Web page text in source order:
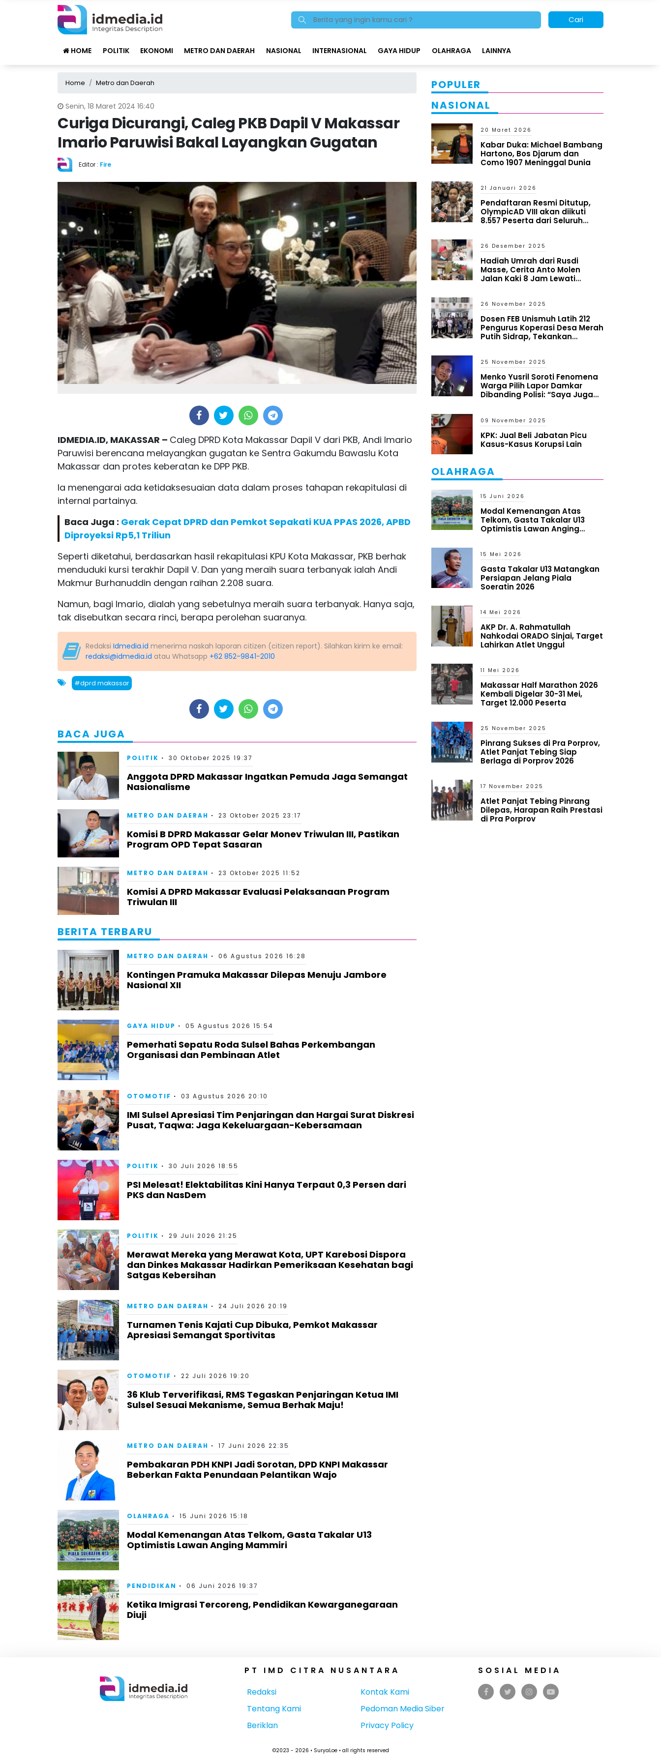
Cari
HOME POLITIK EKONOMI METRO DAN DAERAH NASIONAL INTERNASIONAL GAYA HIDUP OLAHRAGA LAINNYA
Home Metro dan Daerah
Senin, 18 Maret 2024 16:40
Curiga Dicurangi, Caleg PKB Dapil V Makassar
Imario Paruwisi Bakal Layangkan Gugatan
Editor : Fire
IDMEDIA.ID, MAKASSAR – Caleg DPRD Kota Makassar Dapil V dari PKB, Andi Imario
Paruwisi berencana melayangkan gugatan ke Sentra Gakumdu Bawaslu Kota
Makassar dan protes keberatan ke DPP PKB.
Ia menengarai ada ketidaksesuaian data dalam proses tahapan rekapitulasi di
internal partainya.
Baca Juga : Gerak Cepat DPRD dan Pemkot Sepakati KUA PPAS 2026, APBD
Diproyeksi Rp5,1 Triliun
Seperti diketahui, berdasarkan hasil rekapitulasi KPU Kota Makassar, PKB berhak
menduduki kursi terakhir Dapil V. Dan yang meraih suara terbanyak ialah Andi
Makmur Burhanuddin dengan raihan 2.208 suara.
Namun, bagi Imario, dialah yang sebetulnya meraih suara terbanyak. Hanya saja,
tak disebutkan secara rinci, berapa perolehan suaranya.
Redaksi Idmedia.id menerima naskah laporan citizen (citizen report). Silahkan kirim ke email:
redaksi@idmedia.id atau Whatsapp +62 852-9841-2010
#dprd makassar
BACA JUGA
POLITIK 30 Oktober 2025 19:37
Anggota DPRD Makassar Ingatkan Pemuda Jaga Semangat
Nasionalisme
METRO DAN DAERAH 23 Oktober 2025 23:17
Komisi B DPRD Makassar Gelar Monev Triwulan III, Pastikan
Program OPD Tepat Sasaran
METRO DAN DAERAH 23 Oktober 2025 11:52
Komisi A DPRD Makassar Evaluasi Pelaksanaan Program
Triwulan III
BERITA TERBARU
METRO DAN DAERAH 06 Agustus 2026 16:28
Kontingen Pramuka Makassar Dilepas Menuju Jambore
Nasional XII
GAYA HIDUP 05 Agustus 2026 15:54
Pemerhati Sepatu Roda Sulsel Bahas Perkembangan
Organisasi dan Pembinaan Atlet
OTOMOTIF 03 Agustus 2026 20:10
IMI Sulsel Apresiasi Tim Penjaringan dan Hargai Surat Diskresi
Pusat, Taqwa: Jaga Kekeluargaan-Kebersamaan
POLITIK 30 Juli 2026 18:55
PSI Melesat! Elektabilitas Kini Hanya Terpaut 0,3 Persen dari
PKS dan NasDem
POLITIK 29 Juli 2026 21:25
Merawat Mereka yang Merawat Kota, UPT Karebosi Dispora
dan Dinkes Makassar Hadirkan Pemeriksaan Kesehatan bagi
Satgas Kebersihan
METRO DAN DAERAH 24 Juli 2026 20:19
Turnamen Tenis Kajati Cup Dibuka, Pemkot Makassar
Apresiasi Semangat Sportivitas
OTOMOTIF 22 Juli 2026 19:20
36 Klub Terverifikasi, RMS Tegaskan Penjaringan Ketua IMI
Sulsel Sesuai Mekanisme, Semua Berhak Maju!
METRO DAN DAERAH 17 Juni 2026 22:35
Pembakaran PDH KNPI Jadi Sorotan, DPD KNPI Makassar
Beberkan Fakta Penundaan Pelantikan Wajo
OLAHRAGA 15 Juni 2026 15:18
Modal Kemenangan Atas Telkom, Gasta Takalar U13
Optimistis Lawan Anging Mammiri
PENDIDIKAN 06 Juni 2026 19:37
Ketika Imigrasi Tercoreng, Pendidikan Kewarganegaraan
Diuji
POPULER
NASIONAL
20 Maret 2026
Kabar Duka: Michael Bambang
Hartono, Bos Djarum dan
Como 1907 Meninggal Dunia
21 Januari 2026
Pendaftaran Resmi Ditutup,
OlympicAD VIII akan diikuti
8.557 Peserta dari Seluruh
26 Desember 2025
Hadiah Umrah dari Rusdi
Masse, Cerita Anto Molen
Jalan Kaki 8 Jam Lewati
26 November 2025
Dosen FEB Unismuh Latih 212
Pengurus Koperasi Desa Merah
Putih Sidrap, Tekankan
25 November 2025
Menko Yusril Soroti Fenomena
Warga Pilih Lapor Damkar
Dibanding Polisi: “Saya Juga
09 November 2025
KPK: Jual Beli Jabatan Picu
Kasus-Kasus Korupsi Lain
OLAHRAGA
15 Juni 2026
Modal Kemenangan Atas
Telkom, Gasta Takalar U13
Optimistis Lawan Anging
15 Mei 2026
Gasta Takalar U13 Matangkan
Persiapan Jelang Piala
Soeratin 2026
14 Mei 2026
AKP Dr. A. Rahmatullah
Nahkodai ORADO Sinjai, Target
Lahirkan Atlet Unggul
11 Mei 2026
Makassar Half Marathon 2026
Kembali Digelar 30-31 Mei,
Target 12.000 Peserta
25 November 2025
Pinrang Sukses di Pra Porprov,
Atlet Panjat Tebing Siap
Berlaga di Porprov 2026
17 November 2025
Atlet Panjat Tebing Pinrang
Dilepas, Harapan Raih Prestasi
di Pra Porprov
PT IMD CITRA NUSANTARA
Redaksi
Tentang Kami
Beriklan
Kontak Kami
Pedoman Media Siber
Privacy Policy
SOSIAL MEDIA
©2023 - 2026 • SuryaLoe • all rights reserved